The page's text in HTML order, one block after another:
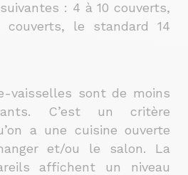
: 4 à 10 couverts,
couverts, le standard 14
vaisselles sont de moins
C’est un critère
a une cuisine ouverte
et/ou le salon. La
affichent un niveau